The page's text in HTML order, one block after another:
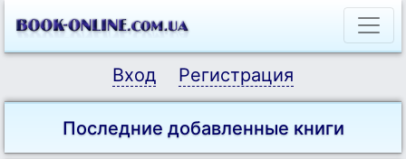
Вход Регистрация
Последние добавленные книги